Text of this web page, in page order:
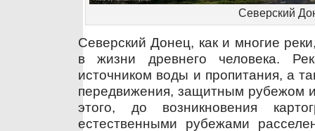
Северский
Северский Донец, как и многие
в жизни древнего человека.
источником воды и пропитания, а
передвижения, защитным рубежом
этого, до возникновения
естественными рубежами